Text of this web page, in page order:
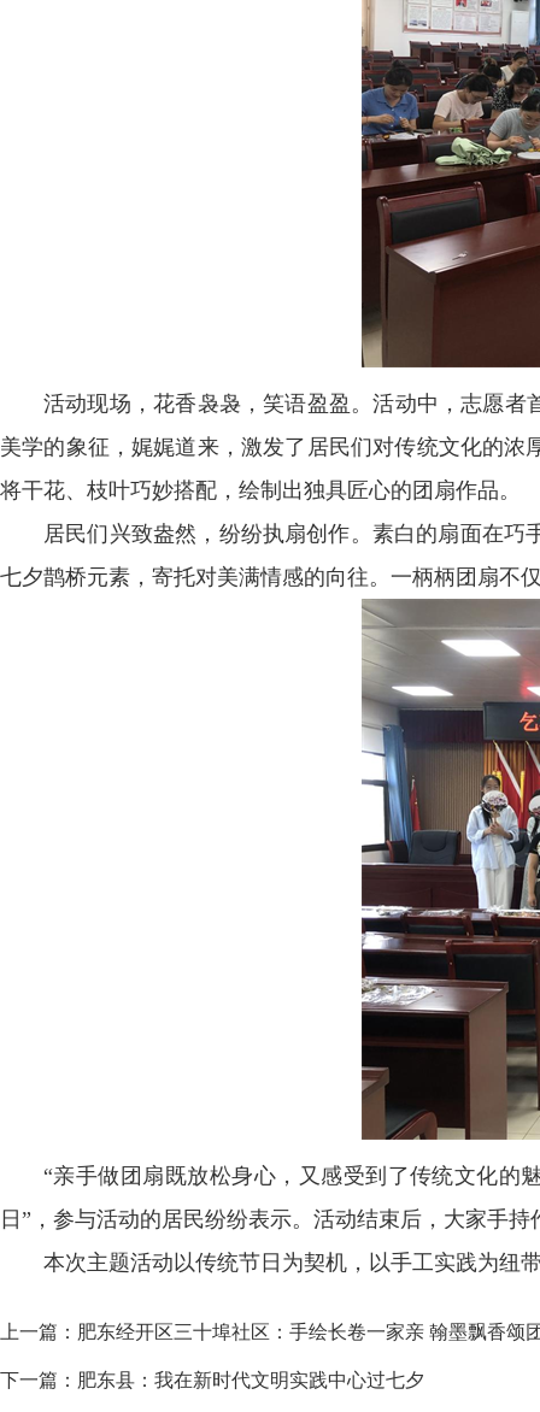
活动现场，花香袅袅，笑语盈盈。活动中，志愿
美学的象征，娓娓道来，激发了居民们对传统文化的
将干花、枝叶巧妙搭配，绘制出独具匠心的团扇作品。
居民们兴致盎然，纷纷执扇创作。素白的扇面在
七夕鹊桥元素，寄托对美满情感的向往。一柄柄团扇不
“亲手做团扇既放松身心，又感受到了传统文化的
日”，参与活动的居民纷纷表示。活动结束后，大家手
本次主题活动以传统节日为契机，以手工实践为纽
上一篇： 肥东经开区三十埠社区：手绘长卷一家亲 翰墨飘香颂
下一篇： 肥东县：我在新时代文明实践中心过七夕